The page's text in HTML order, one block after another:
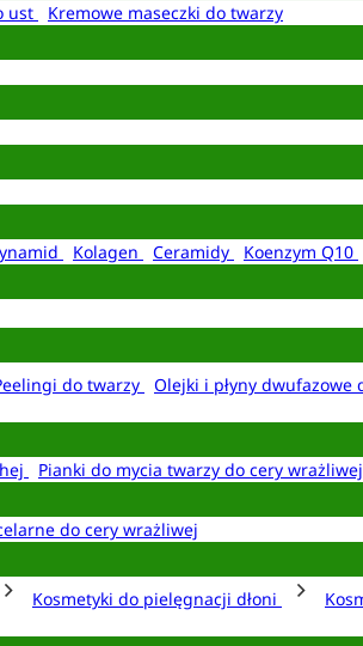
ust
Kremowe maseczki do twarzy
Kolagen Ceramidy Koenzym Q10
do twarzy Olejki i płyny dwufazowe
Pianki do mycia twarzy do cery wrażliwej
do cery wrażliwej
Kosmetyki do pielęgnacji dłoni